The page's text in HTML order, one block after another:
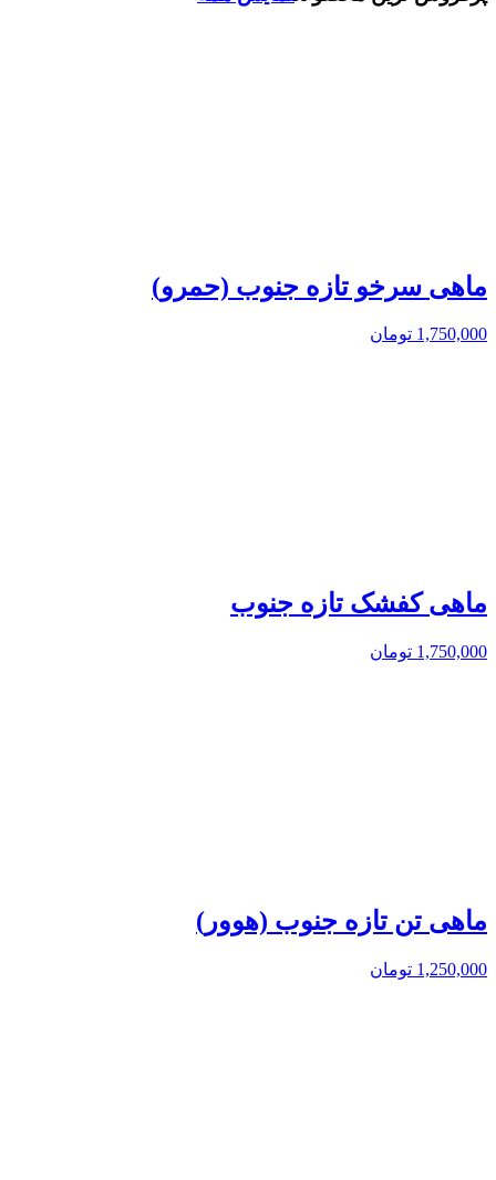
ماهی سرخو تازه جنوب (حمرو)
1,750,000 تومان
ماهی کفشک تازه جنوب
1,750,000 تومان
ماهی تن تازه جنوب (هوور)
1,250,000 تومان